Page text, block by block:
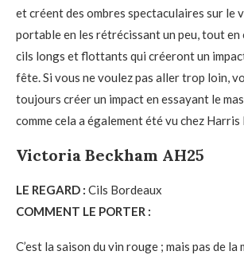
et créent des ombres spectaculaires sur le
portable en les rétrécissant un peu, tout en
cils longs et flottants qui créeront un
fête. Si vous ne voulez pas aller trop loin,
toujours créer un impact en essayant le
comme cela a également été vu chez Harris
Victoria Beckham AH25
LE REGARD : Cils Bordeaux
COMMENT LE PORTER :
C’est la saison du vin rouge ; mais pas de